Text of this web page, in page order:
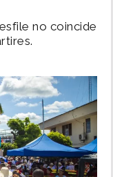
no coincide